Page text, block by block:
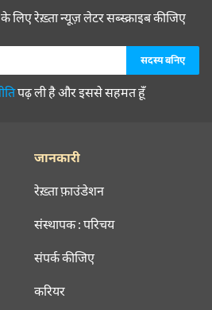
के लिए रेख़्ता न्यूज़ लेटर सब्स्क्राइब कीजिए
पढ़ ली है और इससे सहमत हूँ
जानकारी
रेख़्ता फ़ाउंडेशन
संस्थापक : परिचय
संपर्क कीजिए
करियर